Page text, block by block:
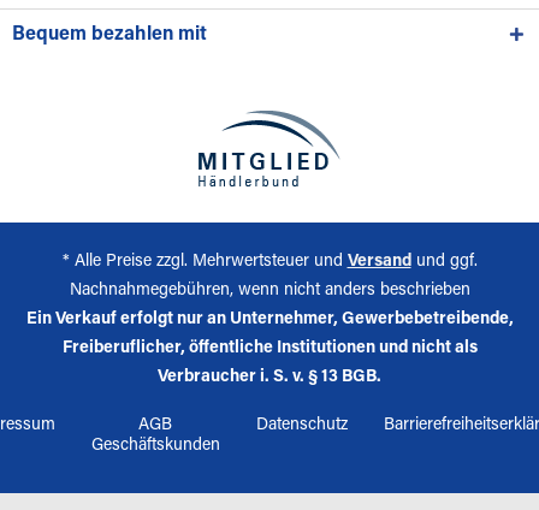
Bequem bezahlen mit
* Alle Preise zzgl. Mehrwertsteuer und Versandund ggf.
Nachnahmegebühren, wenn nicht anders beschrieben
Ein Verkauf erfolgt nur an Unternehmer, Gewerbebetreibende,
Freiberuflicher, öffentliche Institutionen und nicht als
Verbraucher i. S. v. § 13 BGB.
AGB
Geschäftskunden
Datenschutz